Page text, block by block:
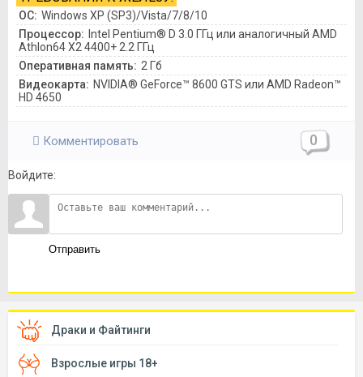
ОС: Windows XP (SP3)/Vista/7/8/10
Процессор: Intel Pentium® D 3.0 ГГц или аналогичный AMD
Athlon64 X2 4400+ 2.2 ГГц
Оперативная память: 2 Гб
Видеокарта: NVIDIA® GeForce™ 8600 GTS или AMD Radeon™
HD 4650
Комментировать 0
Войдите:
Отправить
Драки и Файтинги
Взрослые игры 18+